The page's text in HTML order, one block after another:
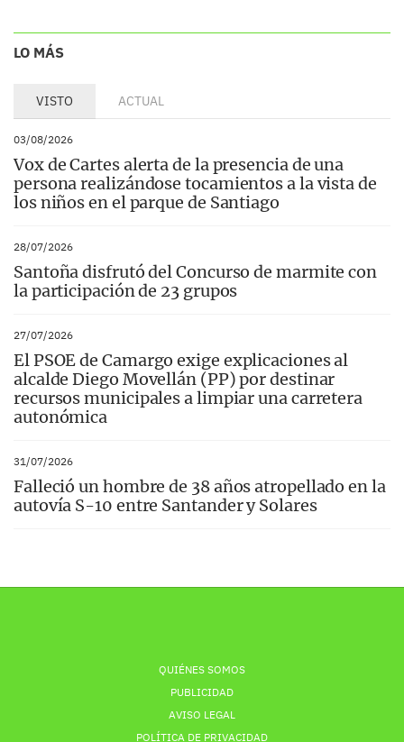
LO MÁS
VISTO ACTUAL
03/08/2026
Vox de Cartes alerta de la presencia de una
persona realizándose tocamientos a la vista de
los niños en el parque de Santiago
28/07/2026
Santoña disfrutó del Concurso de marmite con
la participación de 23 grupos
27/07/2026
El PSOE de Camargo exige explicaciones al
alcalde Diego Movellán (PP) por destinar
recursos municipales a limpiar una carretera
autonómica
31/07/2026
Falleció un hombre de 38 años atropellado en la
autovía S-10 entre Santander y Solares
QUIÉNES SOMOS
PUBLICIDAD
AVISO LEGAL
POLÍTICA DE PRIVACIDAD